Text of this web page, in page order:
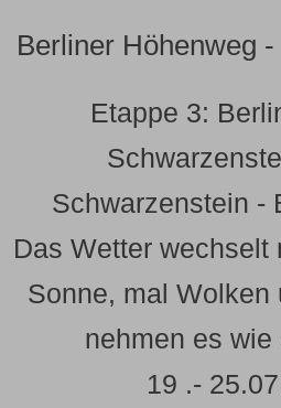
Berliner Höhenweg
Etappe 3:
Schwarzenstein -
Das Wetter wechselt
Sonne, mal Wolken
nehmen es wie
19 .-